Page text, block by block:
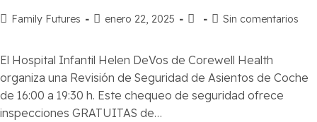
Family Futures enero 22, 2025 Sin comentarios
El Hospital Infantil Helen DeVos de Corewell Health
organiza una Revisión de Seguridad de Asientos de Coche
de 16:00 a 19:30 h. Este chequeo de seguridad ofrece
inspecciones GRATUITAS de…